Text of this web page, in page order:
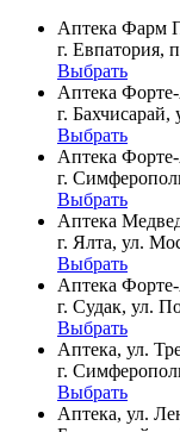
Аптека Фарм
г. Евпатория,
Выбрать
Аптека
г.
Выбрать
Аптека
г.
Выбрать
Аптека
г. Ялта, ул.
Выбрать
Аптека
г. Судак, ул.
Выбрать
Аптека, ул.
г.
Выбрать
Аптека, ул.